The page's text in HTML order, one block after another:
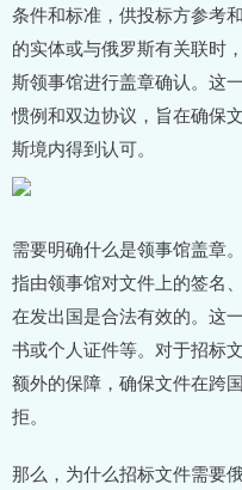
条件和标准，供投标方参考
的实体或与俄罗斯有关联时
斯领事馆进行盖章确认。这
惯例和双边协议，旨在确保
斯境内得到认可。
需要明确什么是领事馆盖章
指由领事馆对文件上的签名
在发出国是合法有效的。这
书或个人证件等。对于招标
额外的保障，确保文件在跨
拒。
那么，为什么招标文件需要